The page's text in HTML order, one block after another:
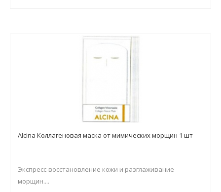
Alcina Коллагеновая маска от мимических морщин 1 шт
Экспресс-восстановление кожи и разглаживание
морщин....